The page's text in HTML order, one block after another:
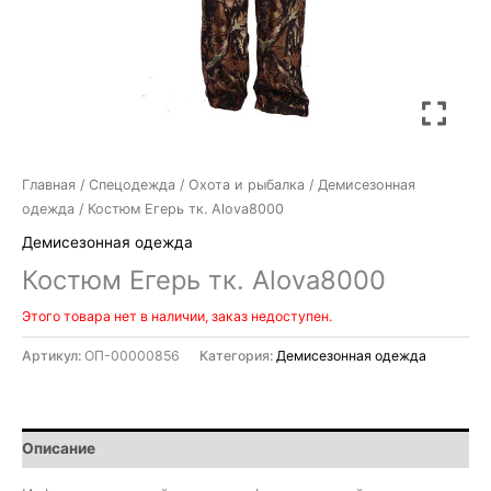
Главная / Спецодежда / Охота и рыбалка / Демисезонная
одежда / Костюм Егерь тк. Alova8000
Демисезонная одежда
Костюм Егерь тк. Alova8000
Этого товара нет в наличии, заказ недоступен.
Артикул: ОП-00000856 Категория: Демисезонная одежда
Описание